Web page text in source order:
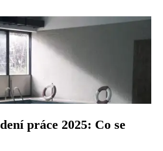
práce 2025: Co se